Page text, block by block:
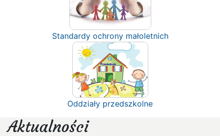
Standardy ochrony małoletnich
Oddziały przedszkolne
Aktualności